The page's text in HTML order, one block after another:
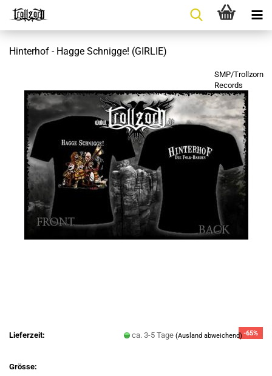
Hinterhof - Hagge Schnigge! (GIRLIE)
SMP/Trollzorn
Records
-65%
Lieferzeit: ca. 3-5 Tage(Ausland abweichend)
Grösse: